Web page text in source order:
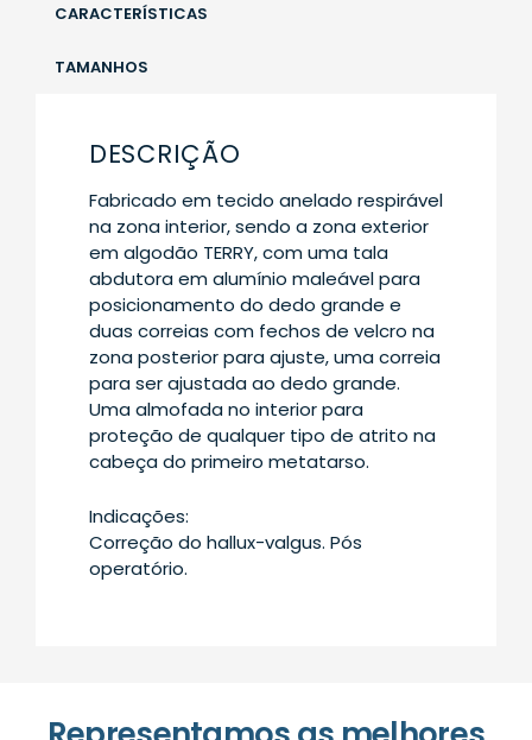
CARACTERÍSTICAS
TAMANHOS
DESCRIÇÃO
Fabricado em tecido anelado respirável
na zona interior, sendo a zona exterior
em algodão TERRY, com uma tala
abdutora em alumínio maleável para
posicionamento do dedo grande e
duas correias com fechos de velcro na
zona posterior para ajuste, uma correia
para ser ajustada ao dedo grande.
Uma almofada no interior para
proteção de qualquer tipo de atrito na
cabeça do primeiro metatarso.
Indicações:
Correção do hallux-valgus. Pós
operatório.